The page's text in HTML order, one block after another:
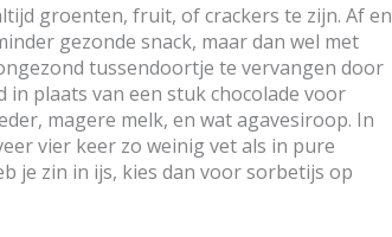
groenten, fruit, of crackers te zijn. Af en
gezonde snack, maar dan wel met
tussendoortje te vervangen door
plaats van een stuk chocolade voor
magere melk, en wat agavesiroop. In
vier keer zo weinig vet als in pure
je zin in ijs, kies dan voor sorbetijs op